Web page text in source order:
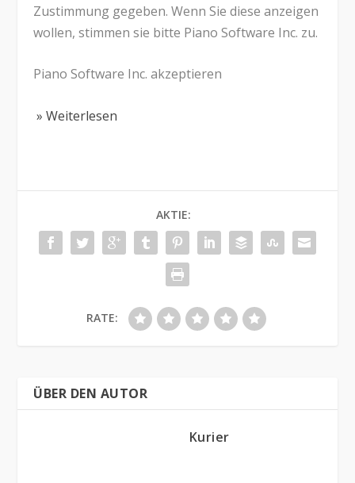
Zustimmung gegeben. Wenn Sie diese anzeigen
wollen, stimmen sie bitte Piano Software Inc. zu.
Piano Software Inc. akzeptieren
» Weiterlesen
AKTIE:
RATE:
ÜBER DEN AUTOR
Kurier